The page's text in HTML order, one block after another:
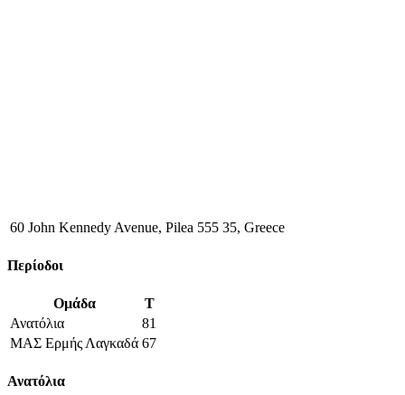
60 John Kennedy Avenue, Pilea 555 35, Greece
Περίοδοι
Ομάδα
T
Ανατόλια
81
ΜΑΣ Ερμής Λαγκαδά 67
Ανατόλια